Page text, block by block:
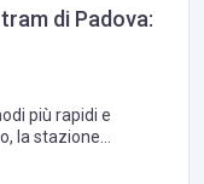
di Padova:
più rapidi e
la stazione